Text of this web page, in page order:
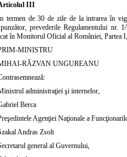
III
termen de 30 de zile de la intrarea în
prevederile Regulamentului nr.
în Monitorul Oficial al României, Partea
MINISTRU
RĂZVAN UNGUREANU
administraţiei şi internelor,
Berca
Agenţiei Naţionale a
Andras Zsolt
general al Guvernului,